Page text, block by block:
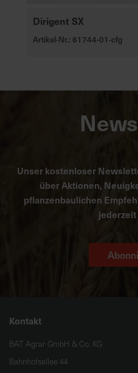
Dirigent SX
Artikel-Nr.: 61744-01-cfg
Unser kostenloser
über Aktionen,
pflanzenbaulichen
Kontakt
BAT Agrar GmbH & Co. KG
Bahnhofsallee 44